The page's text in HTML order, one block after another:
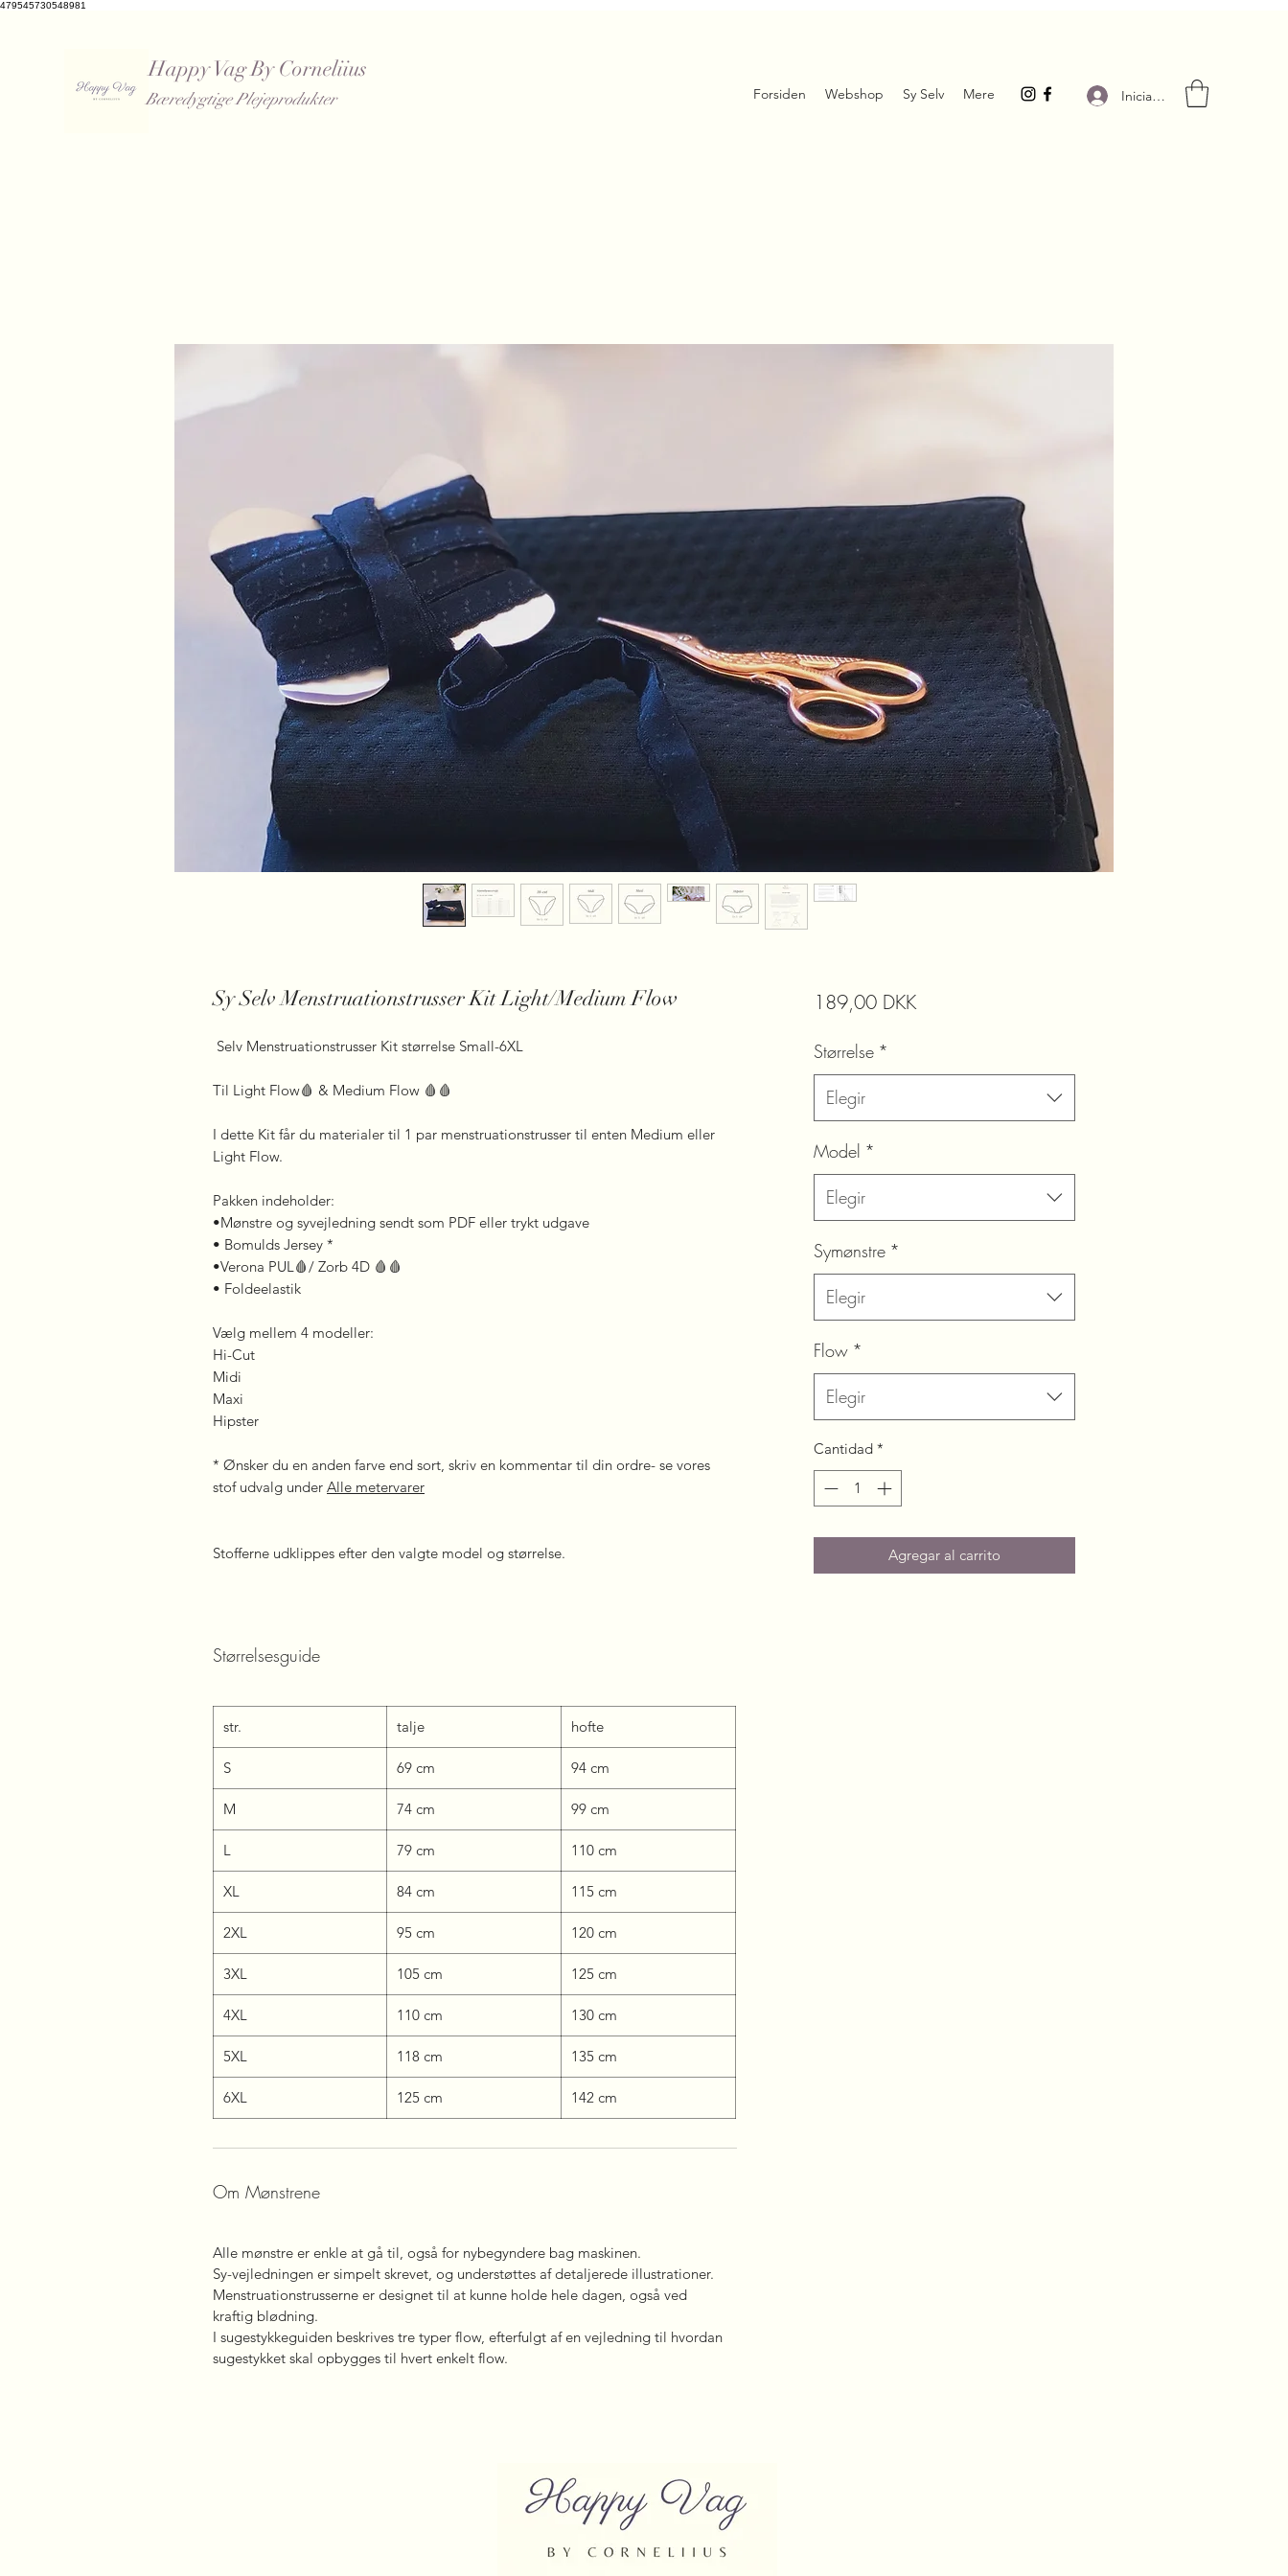
479545730548981
Happy Vag By Corneliius
Bæredygtige Plejeprodukter Forsiden Webshop Sy Selv Mere Iniciar sesión
Sy Selv Menstruationstrusser Kit Light/Medium Flow
Selv Menstruationstrusser Kit størrelse Small-6XL
Til Light Flow🩸 & Medium Flow 🩸🩸
I dette Kit får du materialer til 1 par menstruationstrusser til enten Medium eller
Light Flow.
Pakken indeholder:
•Mønstre og syvejledning sendt som PDF eller trykt udgave
• Bomulds Jersey *
•Verona PUL🩸/ Zorb 4D 🩸🩸
• Foldeelastik
Vælg mellem 4 modeller:
Hi-Cut
Midi
Maxi
Hipster
* Ønsker du en anden farve end sort, skriv en kommentar til din ordre- se vores
stof udvalg under Alle metervarer
Stofferne udklippes efter den valgte model og størrelse.
Størrelsesguide
str. talje hofte
S 69 cm 94 cm
M 74 cm 99 cm
L 79 cm 110 cm
XL 84 cm 115 cm
2XL 95 cm 120 cm
3XL 105 cm 125 cm
4XL 110 cm 130 cm
5XL 118 cm 135 cm
6XL 125 cm 142 cm
Om Mønstrene
Alle mønstre er enkle at gå til, også for nybegyndere bag maskinen.
Sy-vejledningen er simpelt skrevet, og understøttes af detaljerede illustrationer.
Menstruationstrusserne er designet til at kunne holde hele dagen, også ved
kraftig blødning.
I sugestykkeguiden beskrives tre typer flow, efterfulgt af en vejledning til hvordan
sugestykket skal opbygges til hvert enkelt flow.
189,00 DKKPrecio
Størrelse *
Elegir
Model *
Elegir
Symønstre *
Elegir
Flow *
Elegir
Cantidad *
Agregar al carrito